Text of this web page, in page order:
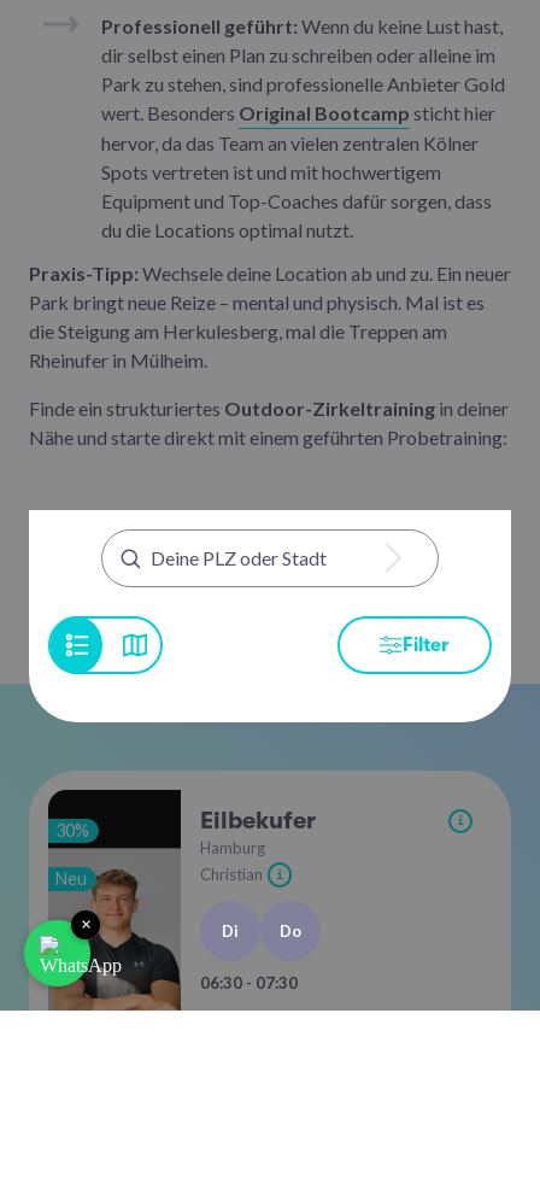
Professionell geführt: Wenn du keine Lust hast,
dir selbst einen Plan zu schreiben oder alleine im
Park zu stehen, sind professionelle Anbieter Gold
wert. Besonders Original Bootcamp sticht hier
hervor, da das Team an vielen zentralen Kölner
Spots vertreten ist und mit hochwertigem
Equipment und Top-Coaches dafür sorgen, dass
du die Locations optimal nutzt.
Praxis-Tipp: Wechsele deine Location ab und zu. Ein neuer
Park bringt neue Reize – mental und physisch. Mal ist es
die Steigung am Herkulesberg, mal die Treppen am
Rheinufer in Mülheim.
Finde ein strukturiertes Outdoor-Zirkeltraining in deiner
Nähe und starte direkt mit einem geführten Probetraining:
Filter
30%
Neu
Eilbekufer i
Hamburg
Christian
i
Di Do
06:30 - 07:30
×